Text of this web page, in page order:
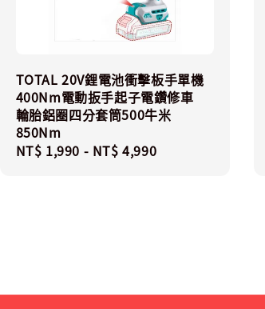
TOTAL 20V鋰電池衝擊板手單機
400Nm電動扳手起子電鑽修車
輪胎鋁圈四分套筒500牛米
850Nm
Regular
NT$ 1,990 - NT$ 4,990